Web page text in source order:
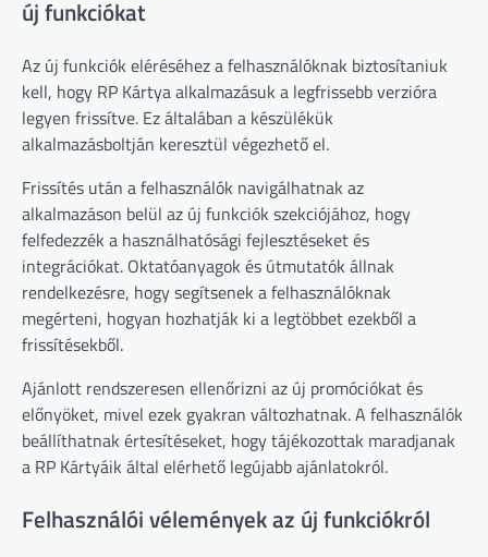
új funkciókat
Az új funkciók eléréséhez a felhasználóknak biztosítaniuk
kell, hogy RP Kártya alkalmazásuk a legfrissebb verzióra
legyen frissítve. Ez általában a készülékük
alkalmazásboltján keresztül végezhető el.
Frissítés után a felhasználók navigálhatnak az
alkalmazáson belül az új funkciók szekciójához, hogy
felfedezzék a használhatósági fejlesztéseket és
integrációkat. Oktatóanyagok és útmutatók állnak
rendelkezésre, hogy segítsenek a felhasználóknak
megérteni, hogyan hozhatják ki a legtöbbet ezekből a
frissítésekből.
Ajánlott rendszeresen ellenőrizni az új promóciókat és
előnyöket, mivel ezek gyakran változhatnak. A felhasználók
beállíthatnak értesítéseket, hogy tájékozottak maradjanak
a RP Kártyáik által elérhető legújabb ajánlatokról.
Felhasználói vélemények az új funkciókról